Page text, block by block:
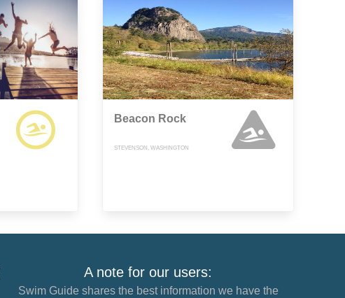
Beacon Rock
STEVENSON, WASHINGTON
A note for our users:
Swim Guide shares the best information we have the